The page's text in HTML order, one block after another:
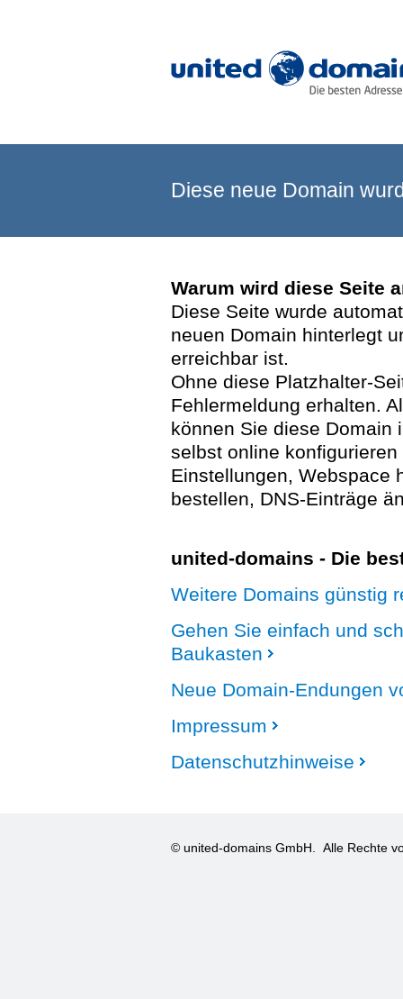
Diese neue Domain
Warum wird diese Seite
Diese Seite wurde
neuen Domain hinterlegt
erreichbar ist.
Ohne diese Platzhalter-
Fehlermeldung erhalten.
können Sie diese Domain
selbst online
Einstellungen, Webspace
bestellen, DNS-Einträge
united-domains - Die
Weitere Domains günstig
Gehen Sie einfach und
Baukasten
Neue Domain-Endungen
Impressum
Datenschutzhinweise
© united-domains GmbH. Alle Rechte